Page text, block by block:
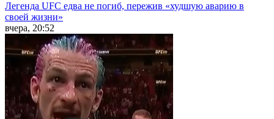
Легенда UFC едва не погиб, пережив «худшую аварию в
своей жизни»
вчера, 20:52